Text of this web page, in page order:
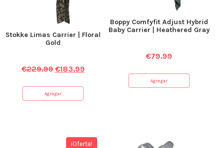
Stokke Limas Carrier | Floral
Gold
€229.99 €183.99
Agregar
Boppy Comfyfit Adjust Hybrid
Baby Carrier | Heathered Gray
€79.99
Agregar
¡Oferta!